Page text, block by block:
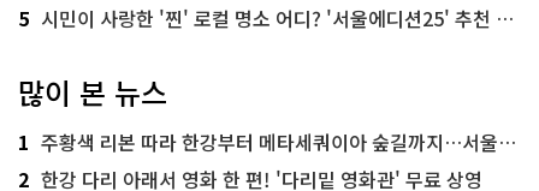
5 시민이 사랑한 '찐' 로컬 명소 어디? '서울에디션25' 추천 코스
많이 본 뉴스
1 주황색 리본 따라 한강부터 메타세쿼이아 숲길까지…서울둘레길 15코스
2 한강 다리 아래서 영화 한 편! '다리밑 영화관' 무료 상영